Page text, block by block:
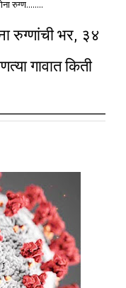
रुग्ण........
रुग्णांची भर, ३४
गावात किती